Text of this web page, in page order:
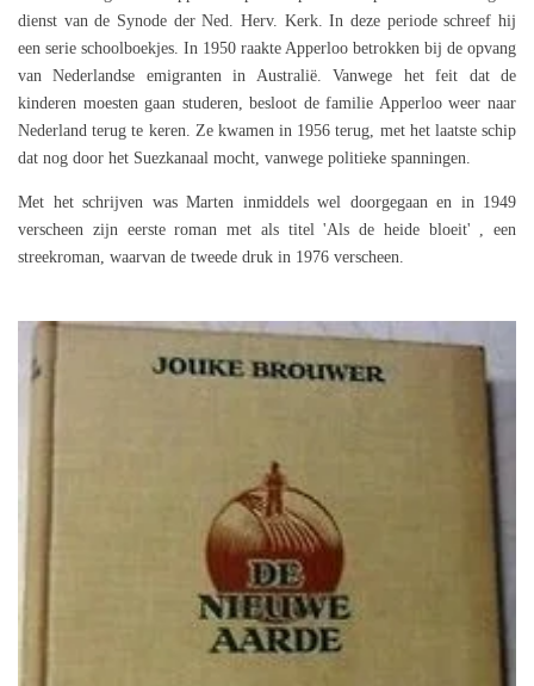
dienst van de Synode der Ned. Herv. Kerk. In deze periode schreef hij
een serie schoolboekjes. In 1950 raakte Apperloo betrokken bij de opvang
van Nederlandse emigranten in Australië. Vanwege het feit dat de
kinderen moesten gaan studeren, besloot de familie Apperloo weer naar
Nederland terug te keren. Ze kwamen in 1956 terug, met het laatste schip
dat nog door het Suezkanaal mocht, vanwege politieke spanningen.
Met het schrijven was Marten inmiddels wel doorgegaan en in 1949
verscheen zijn eerste roman met als titel 'Als de heide bloeit' , een
streekroman, waarvan de tweede druk in 1976 verscheen.